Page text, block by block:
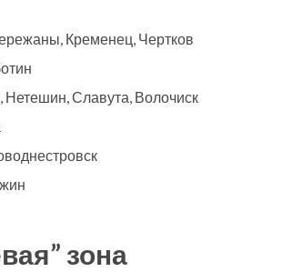
Кременец, Чертков
Нетешин, Славута, Волочиск
зона